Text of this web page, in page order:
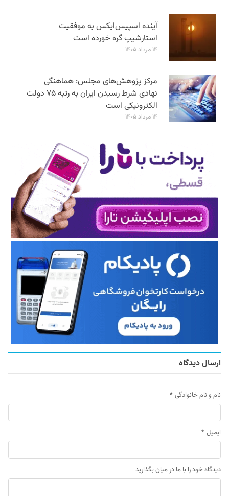
آینده اسپیس‌ایکس به موفقیت
استارشیپ گره خورده است
۱۴ مرداد ۱۴۰۵
مرکز پژوهش‌های مجلس: هماهنگی
نهادی شرط رسیدن ایران به رتبه ۷۵ دولت
الکترونیکی است
۱۴ مرداد ۱۴۰۵
ارسال دیدگاه
نام و نام خانوادگی *
ایمیل *
دیدگاه خود را با ما در میان بگذارید